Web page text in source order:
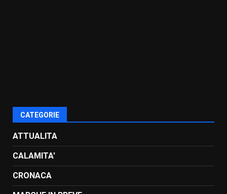
CATEGORIE
ATTUALITA
CALAMITA'
CRONACA